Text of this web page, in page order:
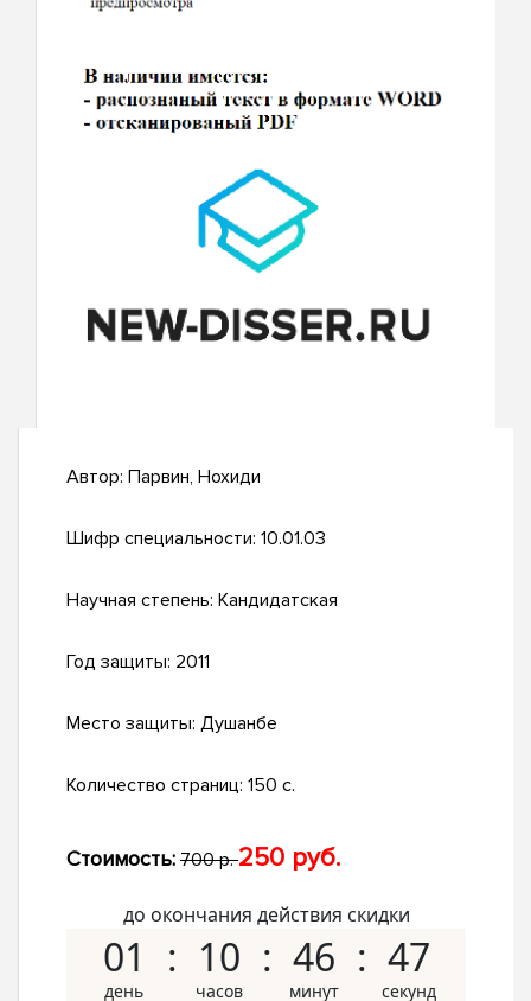
Автор: Парвин, Нохиди
Шифр специальности: 10.01.03
Научная степень: Кандидатская
Год защиты: 2011
Место защиты: Душанбе
Количество страниц: 150 с.
Стоимость: 700 р.250 руб.
до окончания действия скидки
01 10 46 46